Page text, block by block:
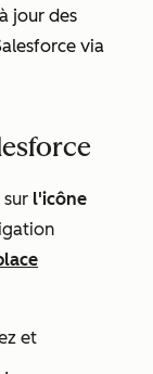
jour des
via
l'icône
et
.